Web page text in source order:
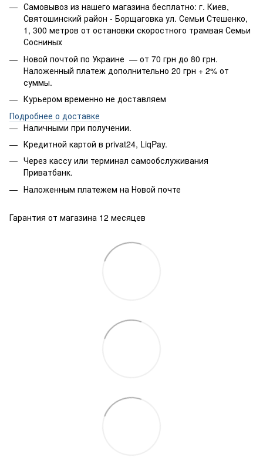
Самовывоз из нашего магазина бесплатно: г. Киев,
Святошинский район - Борщаговка ул. Семьи Стешенко,
1, 300 метров от остановки скоростного трамвая Семьи
Сосниных
Новой почтой по Украине — от 70 грн до 80 грн.
Наложенный платеж дополнительно 20 грн + 2% от
суммы.
Курьером временно не доставляем
Подробнее о доставке
Наличными при получении.
Кредитной картой в privat24, LiqPay.
Через кассу или терминал самообслуживания
Приватбанк.
Наложенным платежем на Новой почте
Гарантия от магазина 12 месяцев